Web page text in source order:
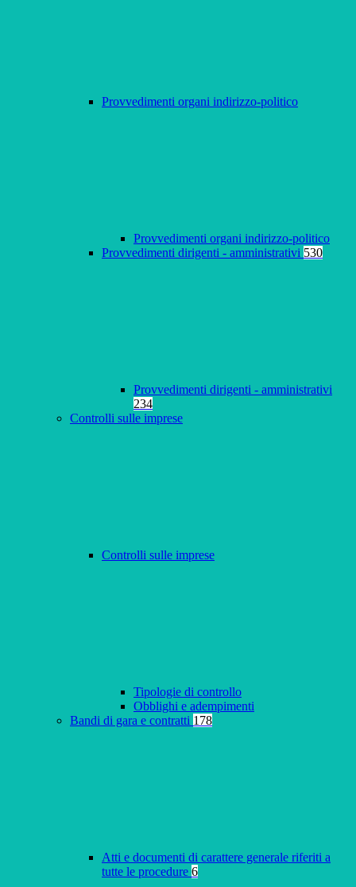
Provvedimenti organi indirizzo-politico
Provvedimenti organi indirizzo-politico
Provvedimenti dirigenti - amministrativi 530
Provvedimenti dirigenti - amministrativi
234
Controlli sulle imprese
Controlli sulle imprese
Tipologie di controllo
Obblighi e adempimenti
Bandi di gara e contratti 178
Atti e documenti di carattere generale riferiti a
tutte le procedure 6